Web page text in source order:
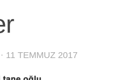
· 11 TEMMUZ 2017